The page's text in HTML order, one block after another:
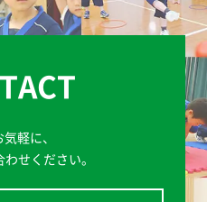
軽に、
せください。